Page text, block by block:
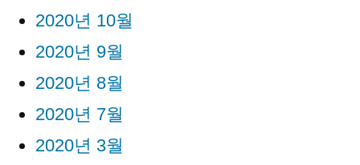
2020년 10월
2020년 9월
2020년 8월
2020년 7월
2020년 3월